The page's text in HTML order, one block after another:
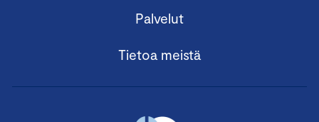
Palvelut
Tietoa meistä